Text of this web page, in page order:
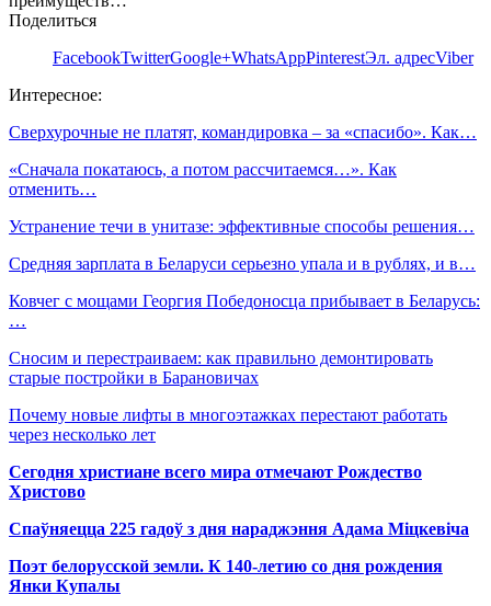
Поделиться
FacebookTwitterGoogle+WhatsAppPinterestЭл. адресViber
Интересное:
Сверхурочные не платят, командировка – за «спасибо». Как…
«Сначала покатаюсь, а потом рассчитаемся…». Как
отменить…
Устранение течи в унитазе: эффективные способы решения…
Средняя зарплата в Беларуси серьезно упала и в рублях, и в…
Ковчег с мощами Георгия Победоносца прибывает в Беларусь:
…
Сносим и перестраиваем: как правильно демонтировать
старые постройки в Барановичах
Почему новые лифты в многоэтажках перестают работать
через несколько лет
Сегодня христиане всего мира отмечают Рождество
Христово
Спаўняецца 225 гадоў з дня нараджэння Адама Міцкевіча
Поэт белорусской земли. К 140-летию со дня рождения
Янки Купалы